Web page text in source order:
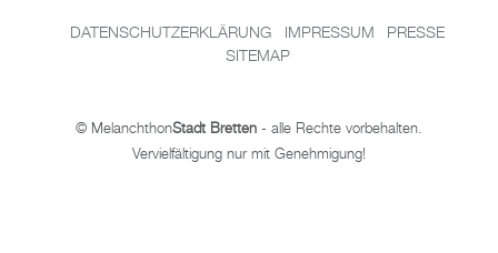
DATENSCHUTZERKLÄRUNG IMPRESSUM
PRESSE
SITEMAP
© MelanchthonStadt Bretten - alle Rechte vorbehalten.
Vervielfältigung nur mit Genehmigung!